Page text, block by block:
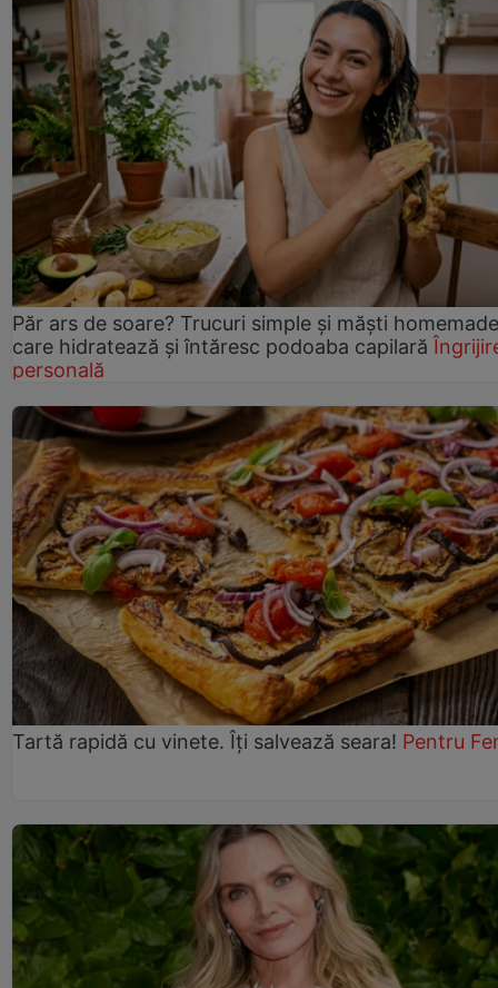
Păr ars de soare? Trucuri simple și măști homemade
care hidratează și întăresc podoaba capilară
personală
Tartă rapidă cu vinete. Îți salvează seara! Pentru